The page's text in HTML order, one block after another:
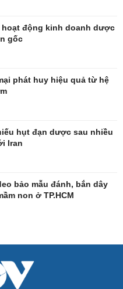
Săn Tour
hoạt động kinh doanh dược
gốc
phát huy hiệu quả từ hệ
hụt đạn dược sau nhiều
Iran
bảo mẫu đánh, bắn dây
non ở TP.HCM